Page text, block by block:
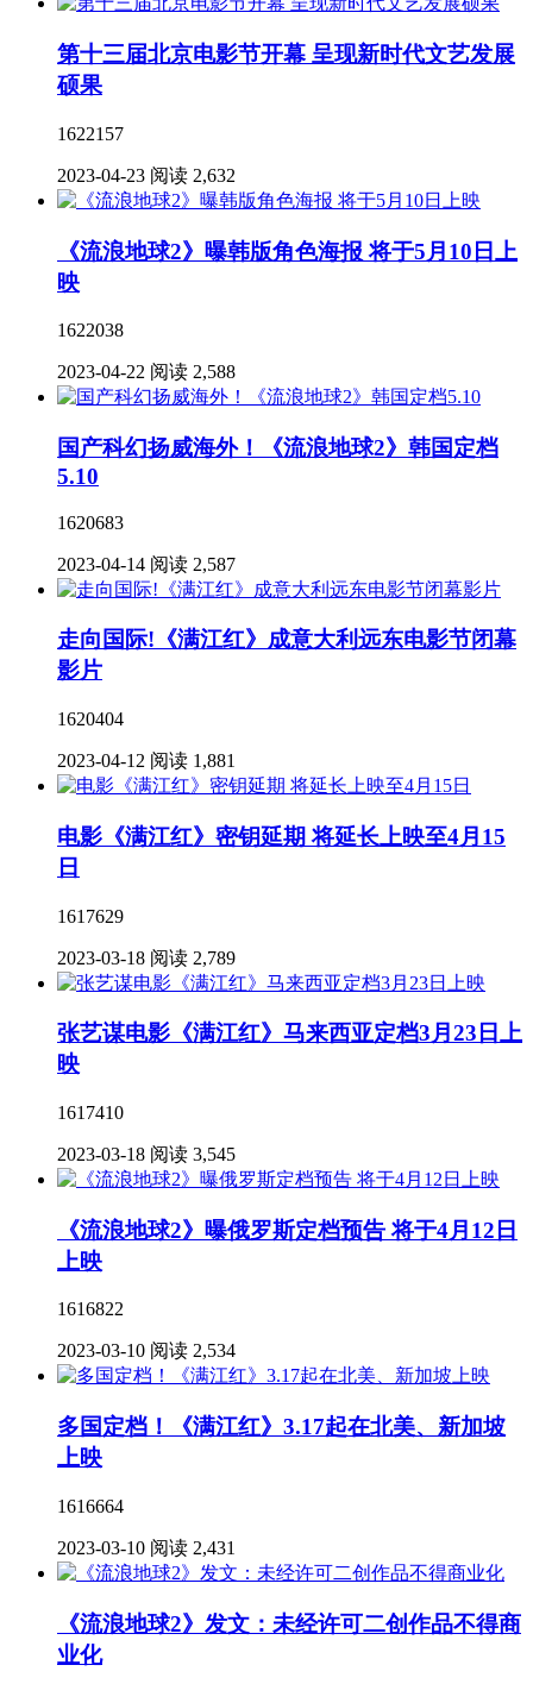
第十三届北京电影节开幕 呈现新时代文艺发展
硕果
1622157
2023-04-23 阅读 2,632
《流浪地球2》曝韩版角色海报 将于5月10日上
映
1622038
2023-04-22 阅读 2,588
国产科幻扬威海外！《流浪地球2》韩国定档
5.10
1620683
2023-04-14 阅读 2,587
走向国际!《满江红》成意大利远东电影节闭幕
影片
1620404
2023-04-12 阅读 1,881
电影《满江红》密钥延期 将延长上映至4月15
日
1617629
2023-03-18 阅读 2,789
张艺谋电影《满江红》马来西亚定档3月23日上
映
1617410
2023-03-18 阅读 3,545
《流浪地球2》曝俄罗斯定档预告 将于4月12日
上映
1616822
2023-03-10 阅读 2,534
多国定档！《满江红》3.17起在北美、新加坡
上映
1616664
2023-03-10 阅读 2,431
《流浪地球2》发文：未经许可二创作品不得商
业化